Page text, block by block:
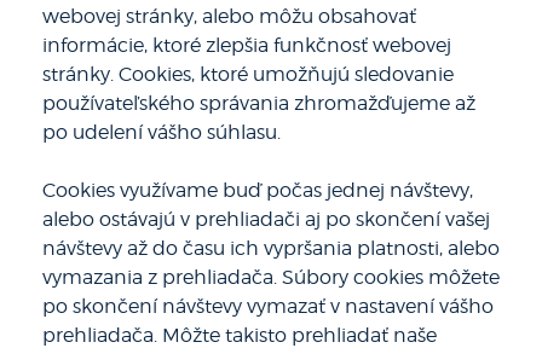
webovej stránky, alebo môžu obsahovať
informácie, ktoré zlepšia funkčnosť webovej
stránky. Cookies, ktoré umožňujú sledovanie
používateľského správania zhromažďujeme až
po udelení vášho súhlasu.
Cookies využívame buď počas jednej návštevy,
alebo ostávajú v prehliadači aj po skončení vašej
návštevy až do času ich vypršania platnosti, alebo
vymazania z prehliadača. Súbory cookies môžete
po skončení návštevy vymazať v nastavení vášho
prehliadača. Môžte takisto prehliadať naše